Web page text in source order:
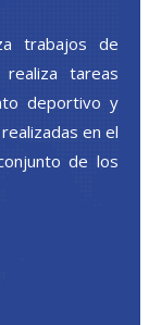
trabajos de
tareas
deportivo y
en el
de los